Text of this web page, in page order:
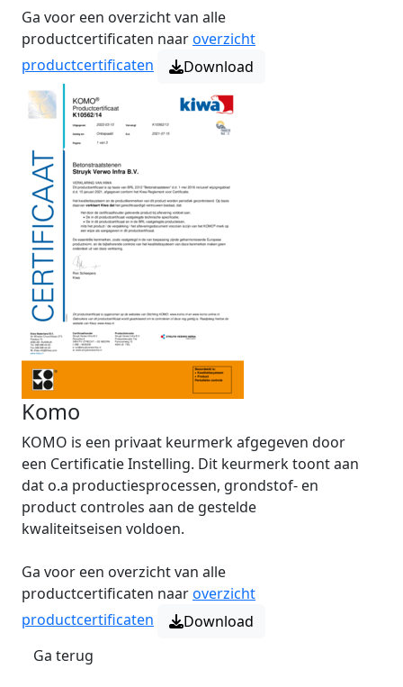
Ga voor een overzicht van alle
productcertificaten naaroverzicht
productcertificaten
Download
Komo
KOMO is een privaat keurmerk afgegeven door
een Certificatie Instelling. Dit keurmerk toont aan
dat o.a productiesprocessen, grondstof- en
product controles aan de gestelde
kwaliteitseisen voldoen.
Ga voor een overzicht van alle
productcertificaten naaroverzicht
productcertificaten
Download
Ga terug